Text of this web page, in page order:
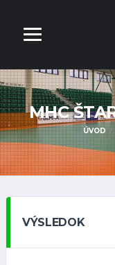
MHC
ÚVOD
VÝSLEDOK